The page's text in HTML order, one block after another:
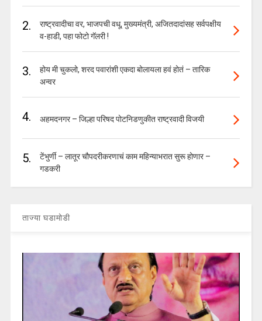
2.
राष्ट्रवादीचा वर, भाजपची वधू, मुख्यमंत्री, अजितदादांसह सर्वपक्षीय
व-हाडी, पहा फोटो गॅलरी !
3.
होय मी चुकलो, शरद पवारांशी एकदा बोलायला हवं होतं – तारिक
अन्वर
4. अहमदनगर – जिल्हा परिषद पोटनिडणुकीत राष्ट्रवादी विजयी
5.
टेंभुर्णी – लातूर चौपदरीकरणाचं काम महिन्याभरात सुरू होणार –
गडकरी
ताज्या घडामोडी